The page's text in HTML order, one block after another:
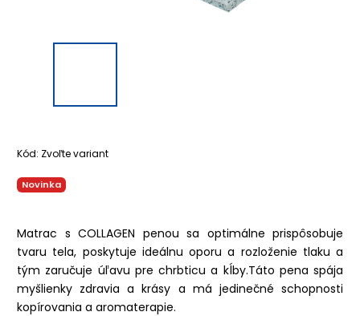
Kód: Zvoľte variant
Novinka
Matrac s COLLAGEN penou sa optimálne prispôsobuje
tvaru tela, poskytuje ideálnu oporu a rozloženie tlaku a
tým zaručuje úľavu pre chrbticu a kĺby.Táto pena spája
myšlienky zdravia a krásy a má jedinečné schopnosti
kopírovania a aromaterapie.